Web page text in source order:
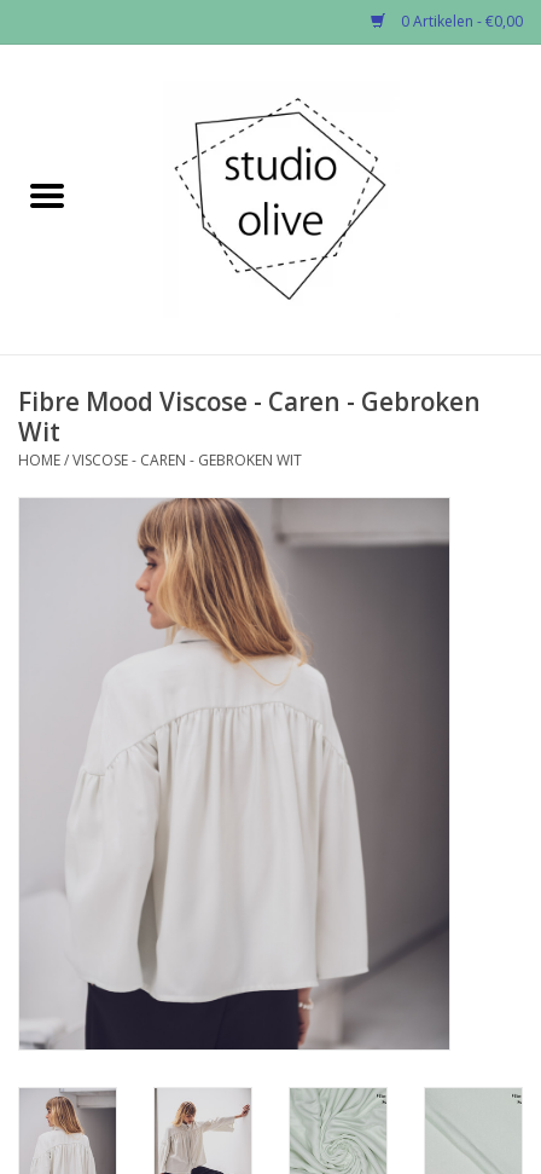
0 Artikelen - €0,00
✂︎Nieuw
Fournituren
Patronen
Studio Olive inspireert....
Fibre Mood Viscose - Caren - Gebroken
Wit
HOME/VISCOSE - CAREN - GEBROKEN WIT